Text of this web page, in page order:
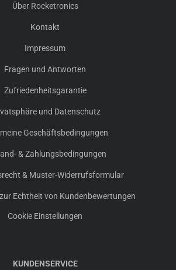
Über Rocketronics
Kontakt
Impressum
Fragen und Antworten
Zufriedenheitsgarantie
und Datenschutz
Geschäftsbedingungen
& Zahlungsbedingungen
& Muster-Widerrufsformular
Echtheit von Kundenbewertungen
Cookie Einstellungen
KUNDENSERVICE